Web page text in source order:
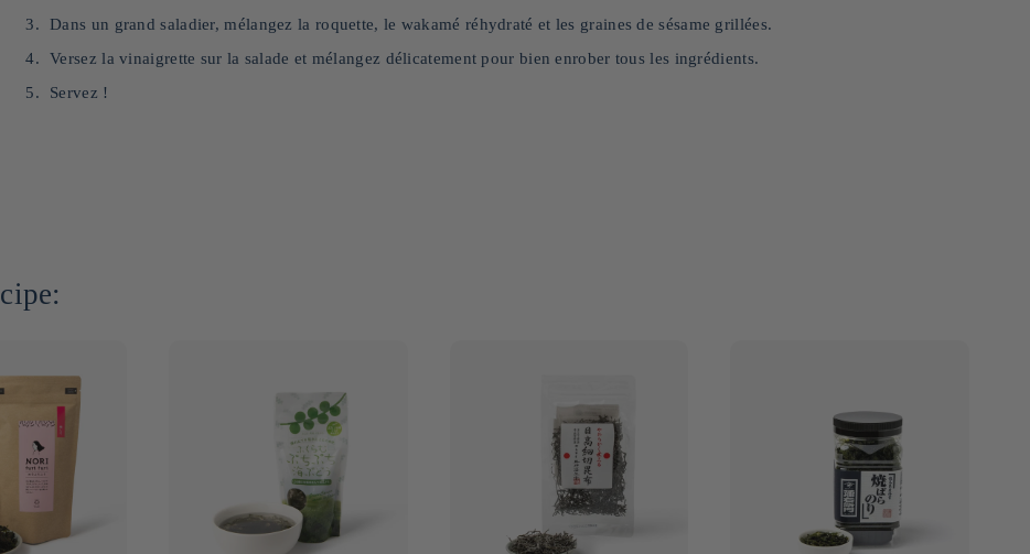
Dans un grand saladier, mélangez la roquette, le wakamé réhydraté et les graines de sésame grillées.
Versez la vinaigrette sur la salade et mélangez délicatement pour bien enrober tous les ingrédients.
Servez !